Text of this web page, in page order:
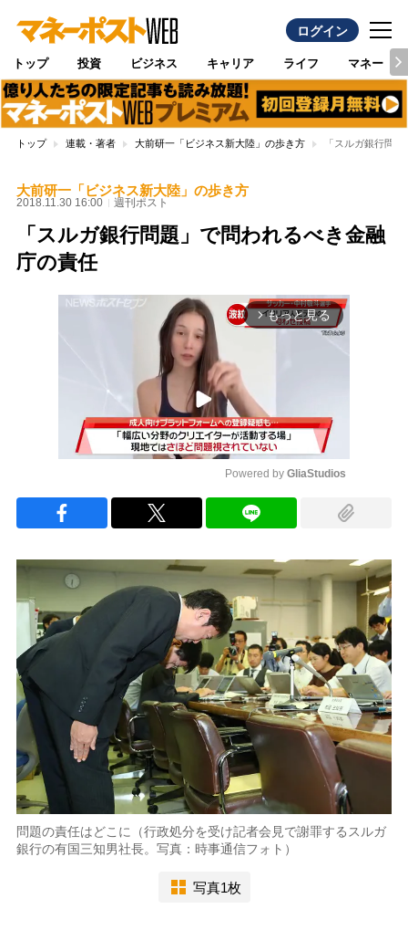
ログイン
トップ 投資 ビジネス キャリア ライフ マネー
トップ 連載・著者 大前研一「ビジネス新大陸」の歩き方 「スルガ銀行問
大前研一「ビジネス新大陸」の歩き方
2018.11.30 16:00 週刊ポスト
「スルガ銀行問題」で問われるべき金融
庁の責任
arrow_forward_ios もっと見る
Powered by GliaStudios
問題の責任はどこに（行政処分を受け記者会見で謝罪するスルガ
銀行の有国三知男社長。写真：時事通信フォト）
写真1枚